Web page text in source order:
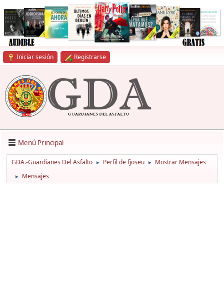
Iniciar sesión Registrarse
Menú Principal
GDA.-Guardianes Del Asfalto ► Perfil de fjoseu ► Mostrar Mensajes
► Mensajes